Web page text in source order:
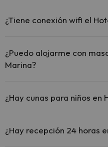
¿Tiene conexión wifi el
hotel.
El Hotel Alda Sada
¿Puedo alojarme con
Marina?
de pago directo en hotel).
¿Hay cunas para niños en
(solicítalo antes de iniciar tu
¿Hay recepción 24 horas